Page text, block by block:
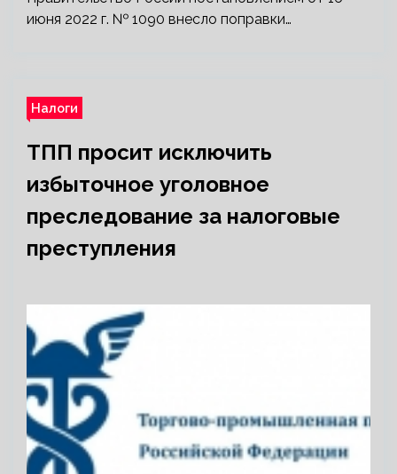
июня 2022 г. № 1090 внесло поправки…
Налоги
ТПП просит исключить
избыточное уголовное
преследование за налоговые
преступления